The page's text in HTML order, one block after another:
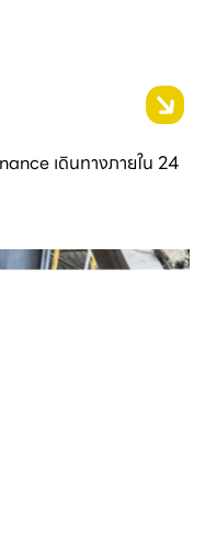
เดินทางภายใน 24